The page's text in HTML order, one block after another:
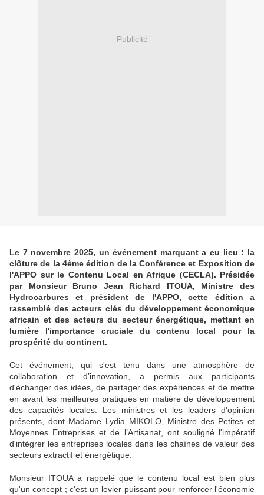
Publicité
Le 7 novembre 2025, un événement marquant a eu lieu : la
clôture de la 4ème édition de la Conférence et Exposition de
l'APPO sur le Contenu Local en Afrique (CECLA). Présidée
par Monsieur Bruno Jean Richard ITOUA, Ministre des
Hydrocarbures et président de l'APPO, cette édition a
rassemblé des acteurs clés du développement économique
africain et des acteurs du secteur énergétique, mettant en
lumière l'importance cruciale du contenu local pour la
prospérité du continent.
Cet événement, qui s'est tenu dans une atmosphère de
collaboration et d’innovation, a permis aux participants
d'échanger des idées, de partager des expériences et de mettre
en avant les meilleures pratiques en matière de développement
des capacités locales. Les ministres et les leaders d'opinion
présents, dont Madame Lydia MIKOLO, Ministre des Petites et
Moyennes Entreprises et de l’Artisanat, ont souligné l'impératif
d'intégrer les entreprises locales dans les chaînes de valeur des
secteurs extractif et énergétique.
Monsieur ITOUA a rappelé que le contenu local est bien plus
qu'un concept ; c'est un levier puissant pour renforcer l'économie